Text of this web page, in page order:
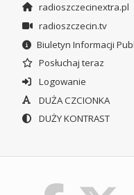
radioszczecinextra.pl
radioszczecin.tv
Biuletyn Informacji
Posłuchaj teraz
Logowanie
DUŻA CZCIONKA
DUŻY KONTRAST